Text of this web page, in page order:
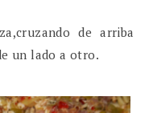
de arriba
un lado a otro.